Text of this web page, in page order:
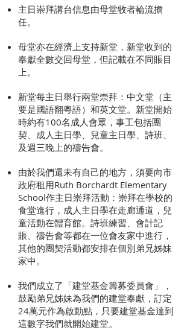
主日崇拜講台信息由母堂牧者輪流擔
任。
母堂亦在經濟上支持新堂，新堂收到的
奉獻全數交回母堂，但記載在不同賬目
上。
新堂每主日舉行兩堂崇拜：中文堂（主
要是國語翻粵語）和英文堂。新堂開始
時約有100名成人會眾，事工包括團
契、成人主日學、兒童主日學、詩班、
及週三晚上的禱告會。
由於我們還未有自己的地方，須要向市
政府租用Ruth Borchardt Elemen­tary
School作主日崇拜活動：崇拜在學校的
食堂進行，成人主日學在走廊通道，兒
童活動在體育館。詩班練習、會計記
賬、禱告會等都在一位會友家中進行，
其他的團契活動都安排在個別弟兄姊妹
家中。
我們成立了「建堂基金籌募委員會」，
鼓勵弟兄姊妹為我們的建堂奉獻，訂定
24萬元作為啟動點，只要建堂基金達到
這數字我們就開始建堂。